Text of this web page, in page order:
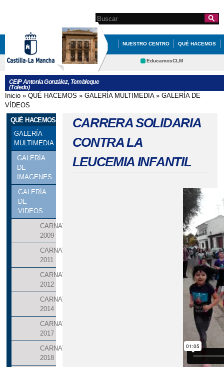
contenido
principal
Formulario de
búsqueda
Search this site
NUESTRO CENTRO QUÉ HACEMOS
EDUCACIÓN INFORMATE
EducamosCLM
Deportes CRFP
CEIP Antonia González, Tembleque
(Toledo)
Se encuentra usted aquí
Inicio » QUÉ HACEMOS » GALERÍA MULTIMEDIA» GALERÍA DE
VÍDEOS
QUÉ HACEMOS
GALERÍA
MULTIMEDIA
GALERÍA
DE
IMAGENES
GALERÍA
DE
VIDEOS
CARNAVALES
2009
CARNAVALES
2011
CARNAVALES
2012
CARNAVALES
2014
CARNAVALES
2017
CARNAVALES
2018
CARRERA SOLIDARIA
CONTRA LA
LEUCEMIA INFANTIL